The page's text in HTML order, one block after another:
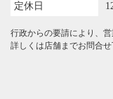
定休日
行政からの要請により、
詳しくは店舗までお問合せ